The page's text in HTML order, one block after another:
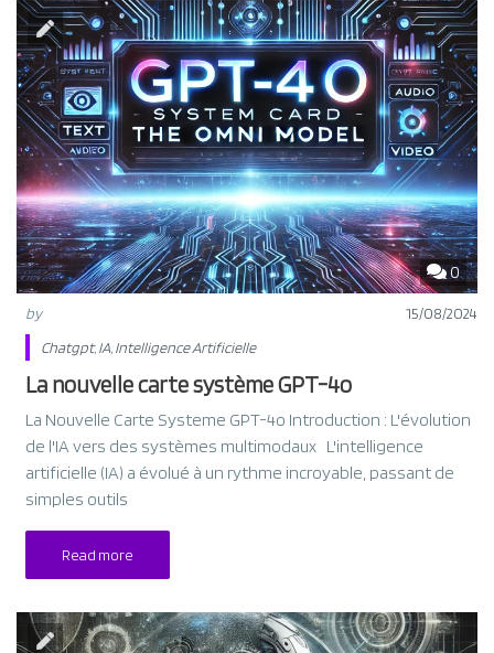
0
by
15/08/2024
Chatgpt,IA Intelligence Artificielle
La nouvelle carte système GPT-4o
La Nouvelle Carte Systeme GPT-4o Introduction : L'évolution
de l'IA vers des systèmes multimodaux L'intelligence
artificielle (IA) a évolué à un rythme incroyable, passant de
simples outils
Read more